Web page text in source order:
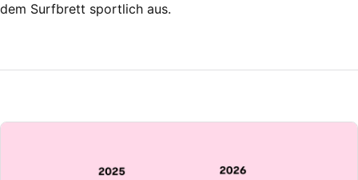
dem Surfbrett sportlich aus.